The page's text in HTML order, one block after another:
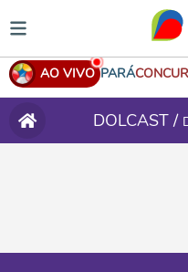
AO VIVO PARÁ
DOLCAST /